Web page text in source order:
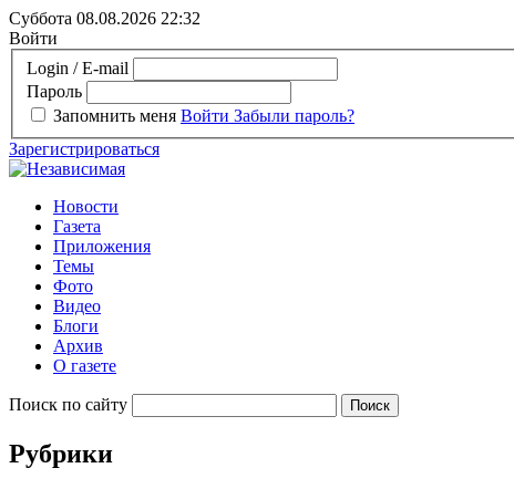
Суббота 08.08.2026 22:32
Войти
Login / E-mail
Пароль
Запомнить меня Войти Забыли пароль?
Зарегистрироваться
Новости
Газета
Приложения
Темы
Фото
Видео
Блоги
Архив
О газете
Поиск по сайту
Рубрики